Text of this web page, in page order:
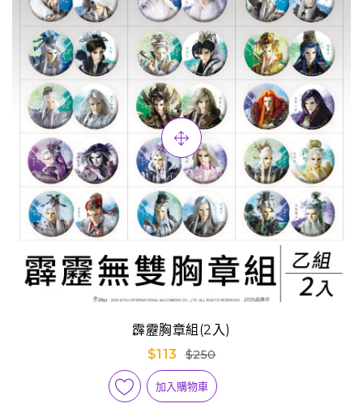
霹靂胸章組(2入)
$113
$250
加入購物車